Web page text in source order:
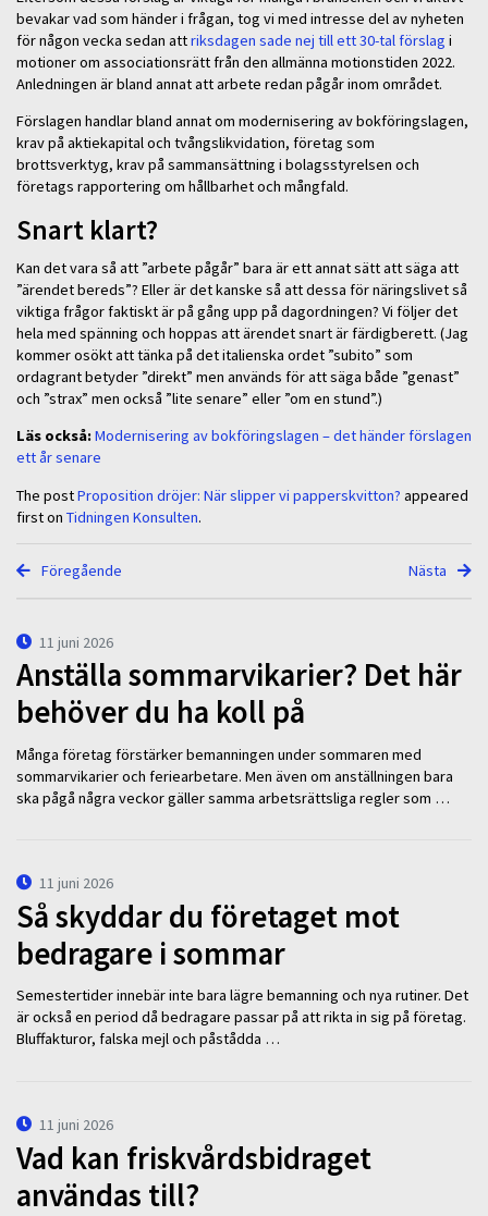
bevakar vad som händer i frågan, tog vi med intresse del av nyheten
för någon vecka sedan attriksdagen sade nej till ett 30-tal förslag i
motioner om associationsrätt från den allmänna motionstiden 2022.
Anledningen är bland annat att arbete redan pågår inom området.
Förslagen handlar bland annat om modernisering av bokföringslagen,
krav på aktiekapital och tvångslikvidation, företag som
brottsverktyg, krav på sammansättning i bolagsstyrelsen och
företags rapportering om hållbarhet och mångfald.
Snart klart?
Kan det vara så att ”arbete pågår” bara är ett annat sätt att säga att
”ärendet bereds”? Eller är det kanske så att dessa för näringslivet så
viktiga frågor faktiskt är på gång upp på dagordningen? Vi följer det
hela med spänning och hoppas att ärendet snart är färdigberett. (Jag
kommer osökt att tänka på det italienska ordet ”subito” som
ordagrant betyder ”direkt” men används för att säga både ”genast”
och ”strax” men också ”lite senare” eller ”om en stund”.)
Läs också:Modernisering av bokföringslagen – det händer förslagen
ett år senare
The postProposition dröjer: När slipper vi papperskvitton? appeared
first on Tidningen Konsulten.
Föregående Nästa
11 juni 2026
Anställa sommarvikarier? Det här
behöver du ha koll på
Många företag förstärker bemanningen under sommaren med
sommarvikarier och feriearbetare. Men även om anställningen bara
ska pågå några veckor gäller samma arbetsrättsliga regler som …
11 juni 2026
Så skyddar du företaget mot
bedragare i sommar
Semestertider innebär inte bara lägre bemanning och nya rutiner. Det
är också en period då bedragare passar på att rikta in sig på företag.
Bluffakturor, falska mejl och påstådda …
11 juni 2026
Vad kan friskvårdsbidraget
användas till?